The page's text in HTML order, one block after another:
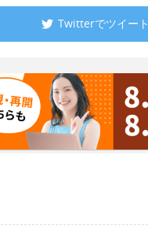
Twitterでツイート